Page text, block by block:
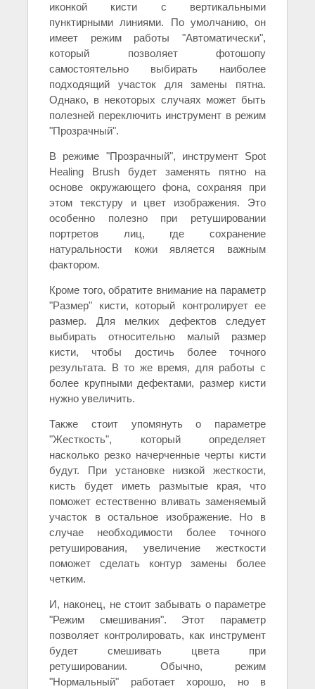
иконкой кисти с вертикальными
пунктирными линиями. По умолчанию, он
имеет режим работы "Автоматически",
который позволяет фотошопу
самостоятельно выбирать наиболее
подходящий участок для замены пятна.
Однако, в некоторых случаях может быть
полезней переключить инструмент в режим
"Прозрачный".
В режиме "Прозрачный", инструмент Spot
Healing Brush будет заменять пятно на
основе окружающего фона, сохраняя при
этом текстуру и цвет изображения. Это
особенно полезно при ретушировании
портретов лиц, где сохранение
натуральности кожи является важным
фактором.
Кроме того, обратите внимание на параметр
"Размер" кисти, который контролирует ее
размер. Для мелких дефектов следует
выбирать относительно малый размер
кисти, чтобы достичь более точного
результата. В то же время, для работы с
более крупными дефектами, размер кисти
нужно увеличить.
Также стоит упомянуть о параметре
"Жесткость", который определяет
насколько резко начерченные черты кисти
будут. При установке низкой жесткости,
кисть будет иметь размытые края, что
поможет естественно вливать заменяемый
участок в остальное изображение. Но в
случае необходимости более точного
ретуширования, увеличение жесткости
поможет сделать контур замены более
четким.
И, наконец, не стоит забывать о параметре
"Режим смешивания". Этот параметр
позволяет контролировать, как инструмент
будет смешивать цвета при
ретушировании. Обычно, режим
"Нормальный" работает хорошо, но в